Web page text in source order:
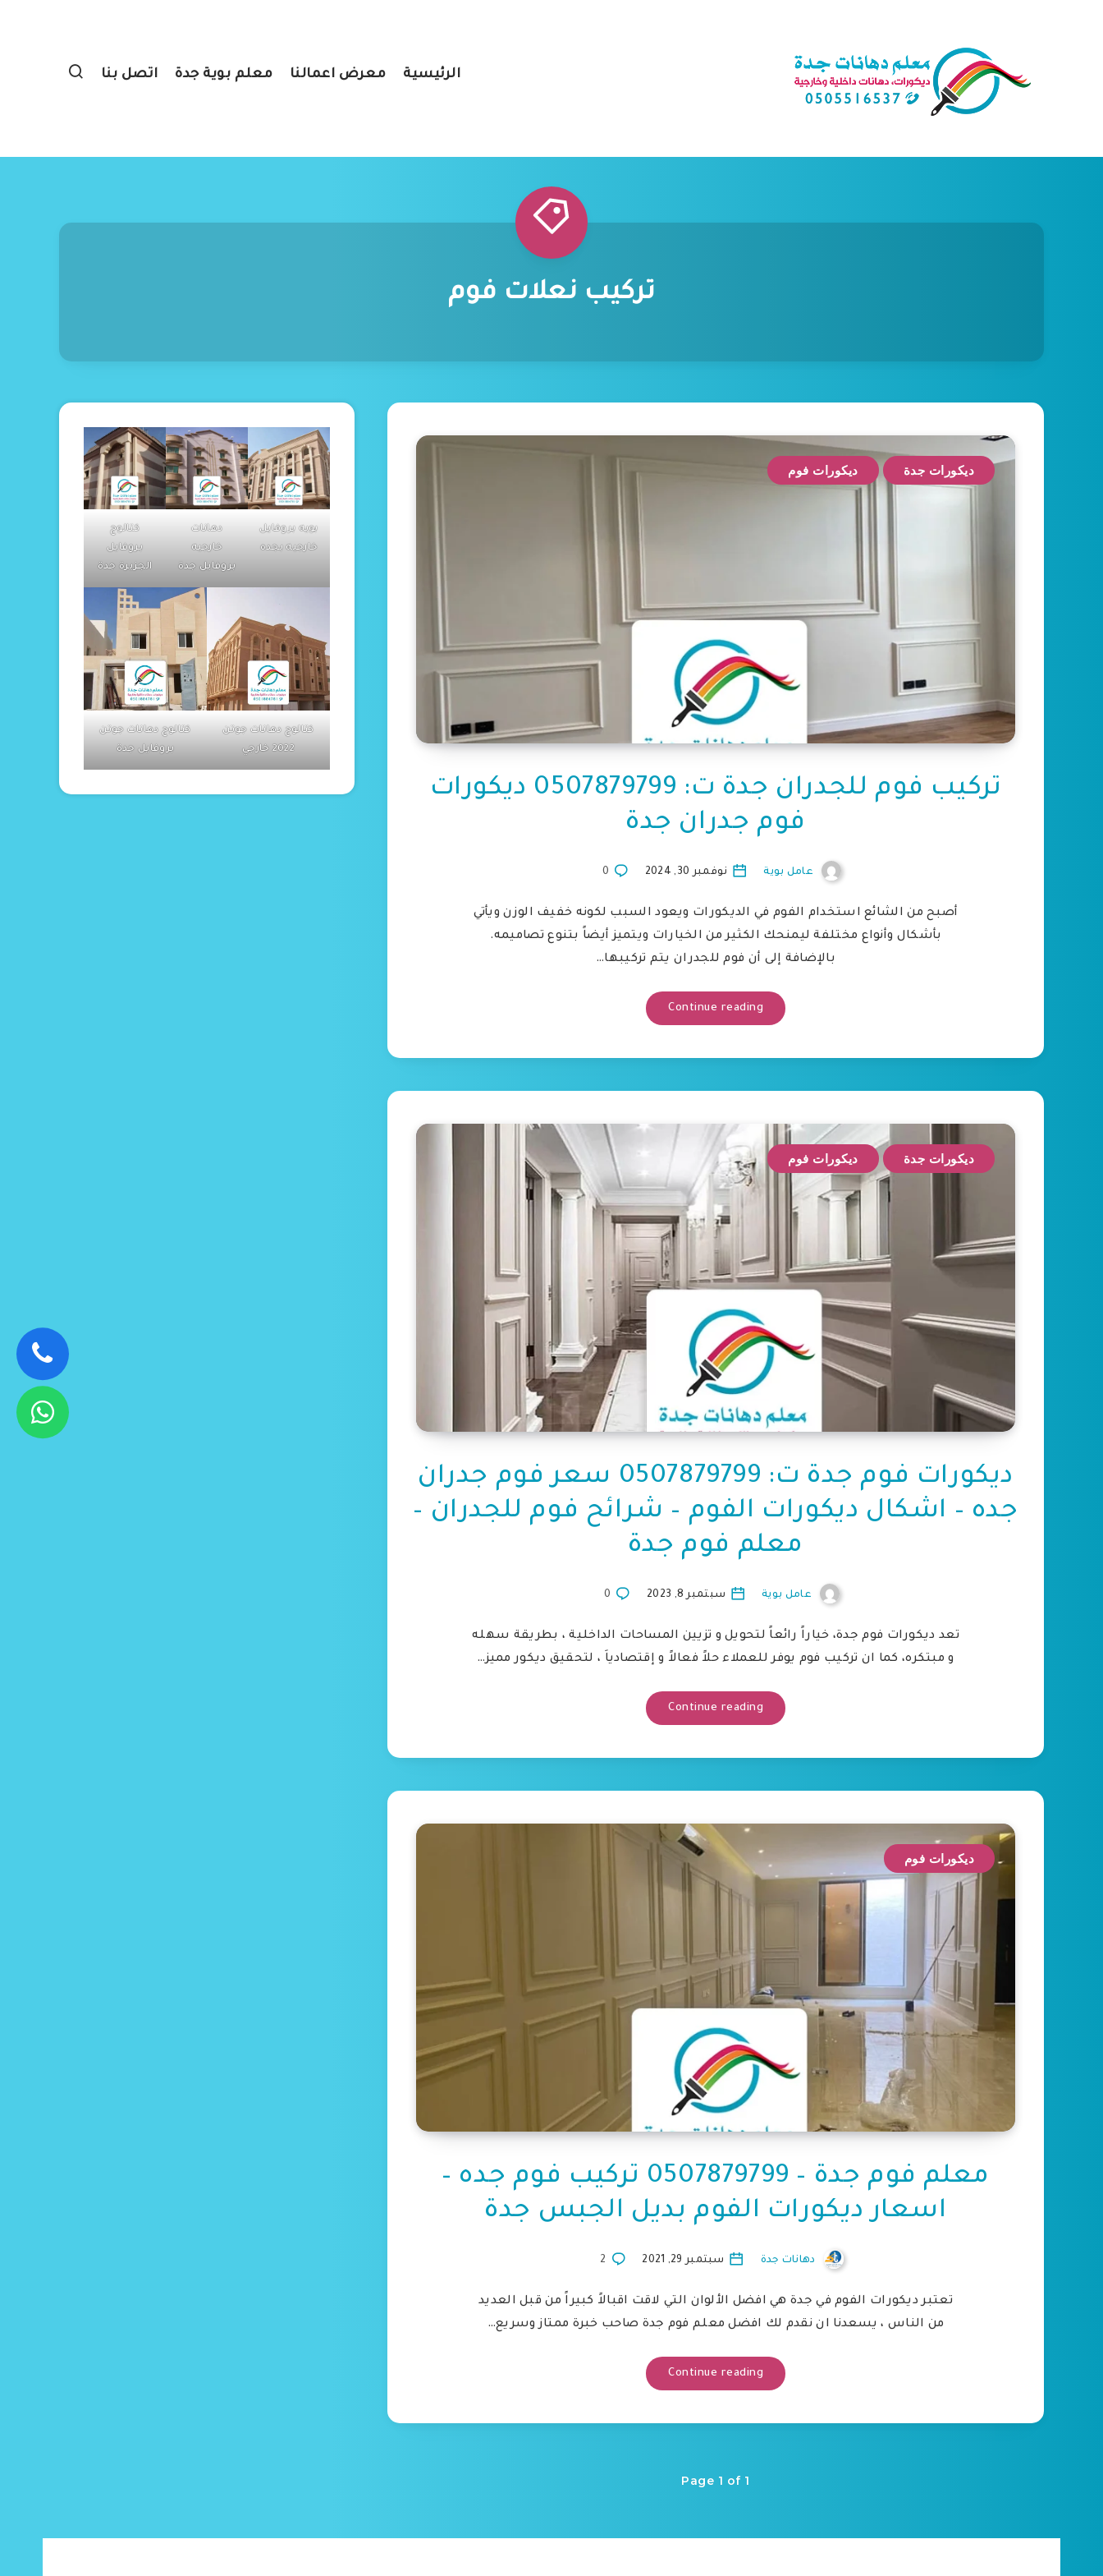
الرئيسية معرض اعمالنا معلم بوية جدة اتصل بنا
تركيب نعلات فوم
ديكورات جدة ديكورات فوم
تركيب فوم للجدران جدة ت: 0507879799 ديكورات
فوم جدران جدة
عامل بوية نوفمبر 30, 2024 0
أصبح من الشائع استخدام الفوم في الديكورات ويعود السبب لكونه خفيف الوزن ويأتي
بأشكال وأنواع مختلفة ليمنحك الكثير من الخيارات ويتميز أيضاً بتنوع تصاميمه.
بالإضافة إلى أن فوم للجدران يتم تركيبها…
Continue reading
ديكورات جدة ديكورات فوم
ديكورات فوم جدة ت: 0507879799 سعر فوم جدران
جده – اشكال ديكورات الفوم – شرائح فوم للجدران –
معلم فوم جدة
عامل بوية سبتمبر 8, 2023 0
تعد ديكورات فوم جدة، خياراً رائعاً لتحويل و تزيين المساحات الداخلية ، بطريقة سهله
و مبتكره، كما ان تركيب فوم يوفر للعملاء حلاً فعالاً و إقتصادياَ ، لتحقيق ديكور مميز…
Continue reading
ديكورات فوم
معلم فوم جدة – 0507879799 تركيب فوم جده –
اسعار ديكورات الفوم بديل الجبس جدة
دهانات جدة سبتمبر 29, 2021 2
تعتبر ديكورات الفوم في جدة هي افضل الألوان التي لاقت اقبالاً كبيراً من قبل العديد
من الناس ، يسعدنا ان نقدم لك افضل معلم فوم جدة صاحب خبرة ممتاز وسريع…
Continue reading
Page 1 of 1
بويه بروفايل
خارجيه بجده
دهانات
خارجيه
بروفايل جدة
كتالوج
بروفايل
الجزيرة جدة
كتالوج دهانات جوتن
2022 خارجي
كتالوج دهانات جوتن
بروفايل جدة